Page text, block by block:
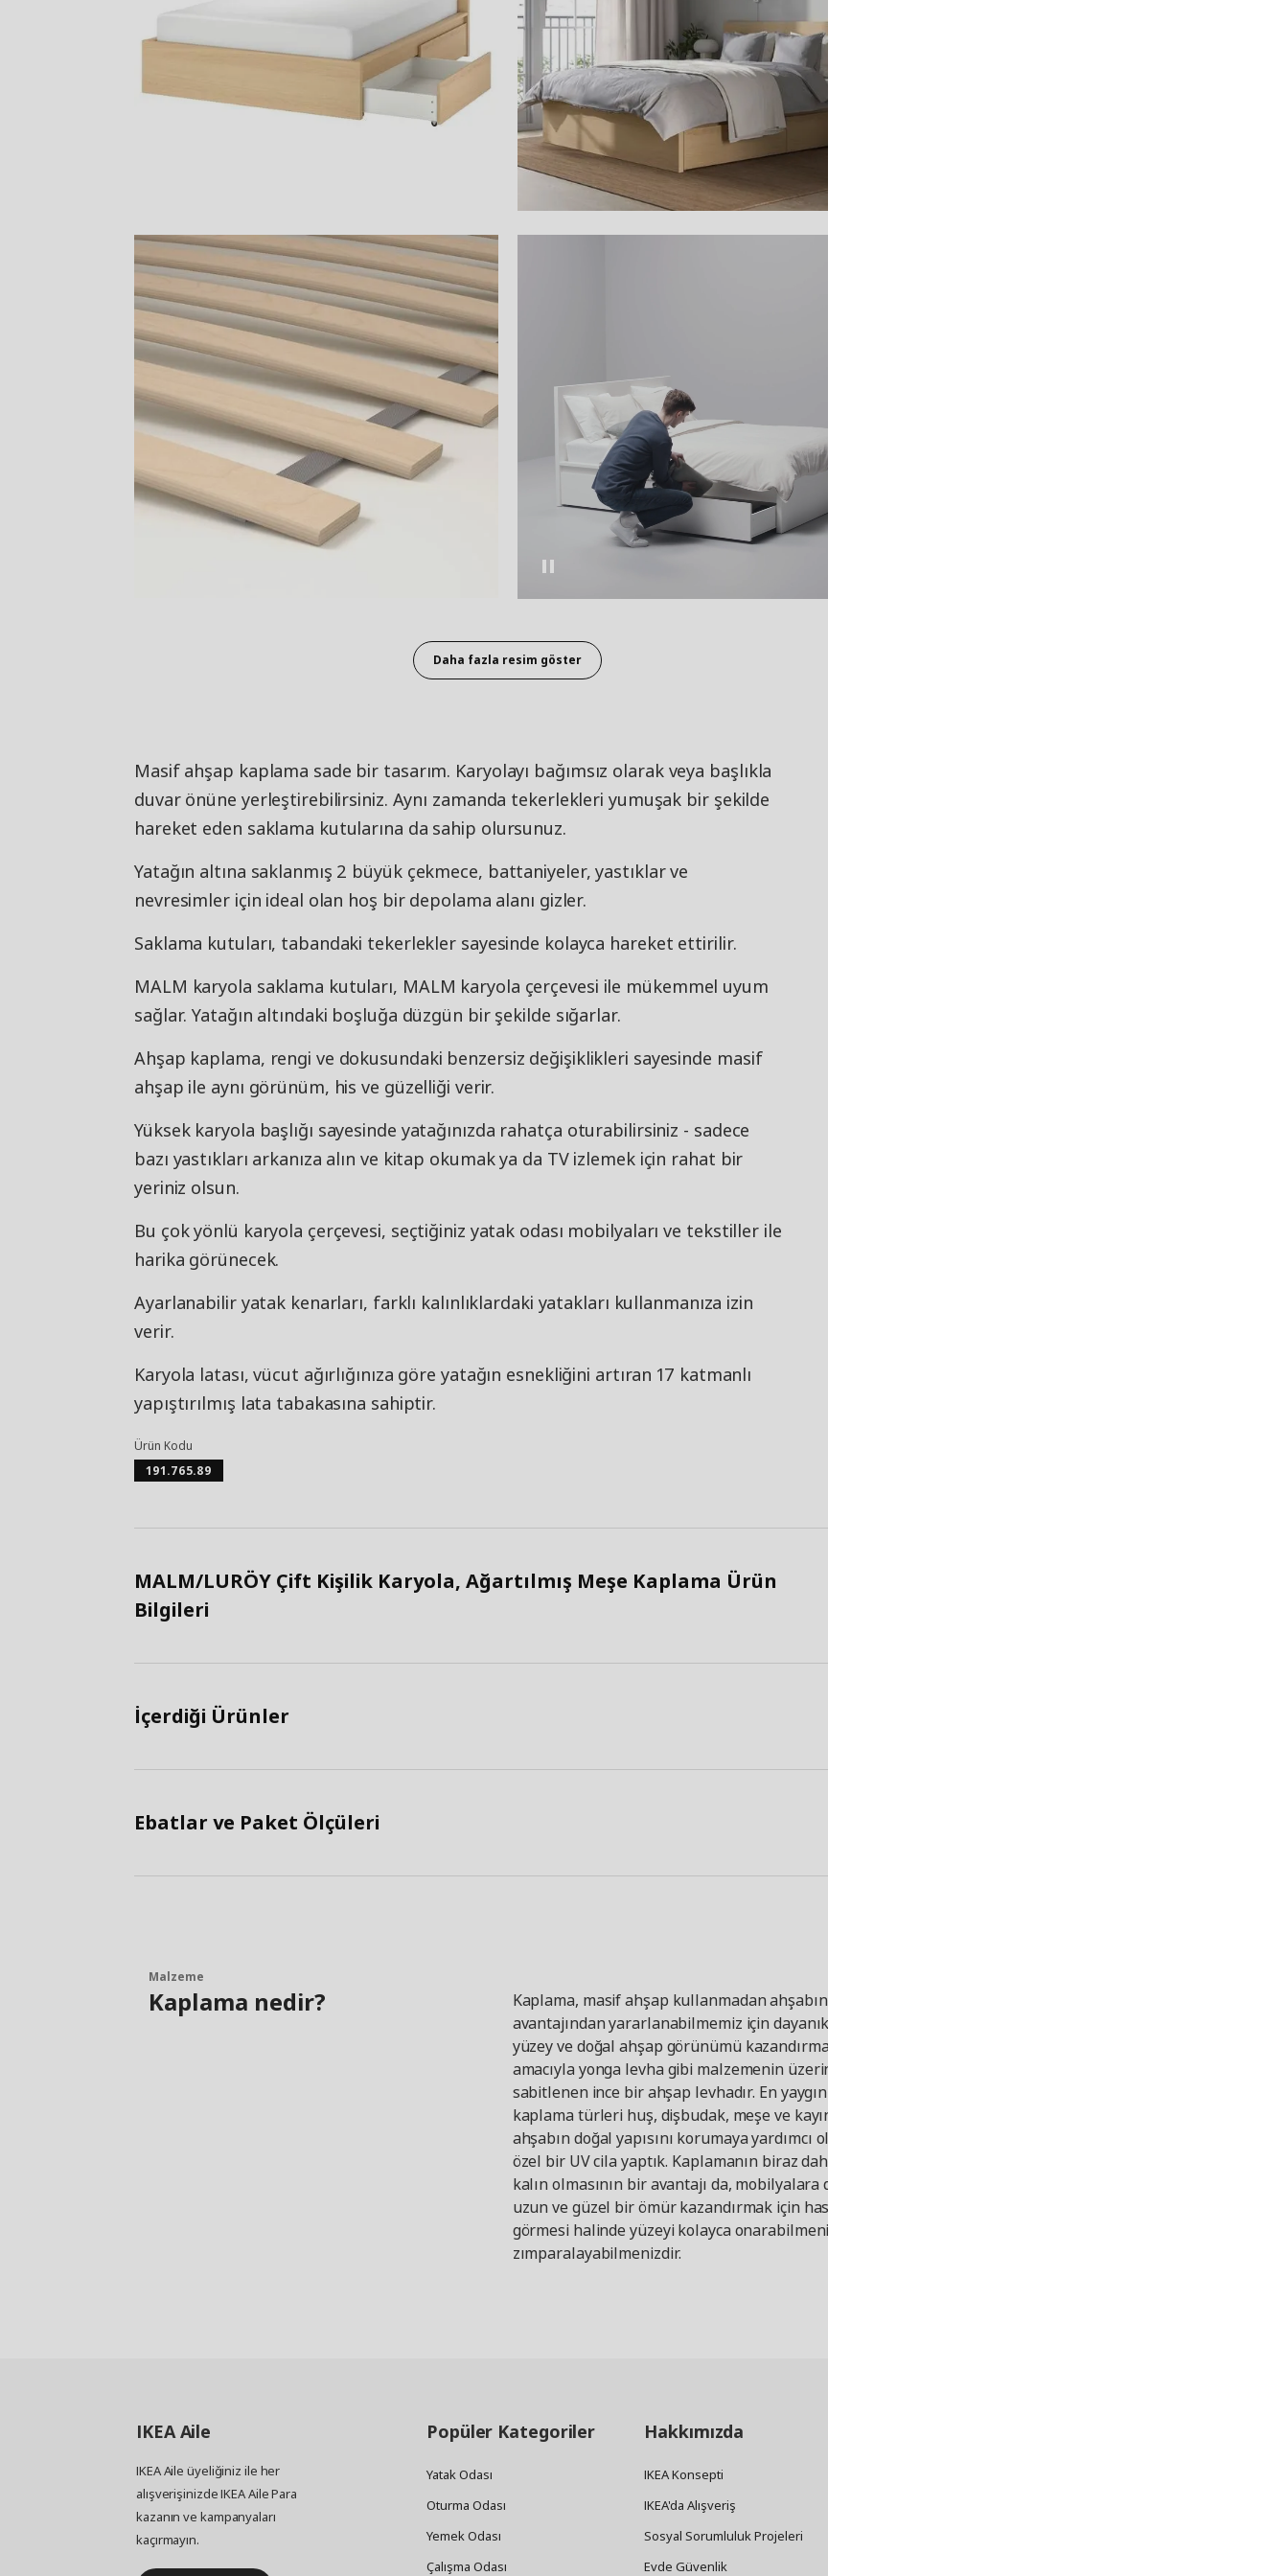
Daha fazla resim göster
Masif ahşap kaplama sade bir tasarım. Karyolayı bağımsız olarak veya başlıkla
duvar önüne yerleştirebilirsiniz. Aynı zamanda tekerlekleri yumuşak bir şekilde
hareket eden saklama kutularına da sahip olursunuz.
Yatağın altına saklanmış 2 büyük çekmece, battaniyeler, yastıklar ve
nevresimler için ideal olan hoş bir depolama alanı gizler.
Saklama kutuları, tabandaki tekerlekler sayesinde kolayca hareket ettirilir.
MALM karyola saklama kutuları, MALM karyola çerçevesi ile mükemmel uyum
sağlar. Yatağın altındaki boşluğa düzgün bir şekilde sığarlar.
Ahşap kaplama, rengi ve dokusundaki benzersiz değişiklikleri sayesinde masif
ahşap ile aynı görünüm, his ve güzelliği verir.
Yüksek karyola başlığı sayesinde yatağınızda rahatça oturabilirsiniz - sadece
bazı yastıkları arkanıza alın ve kitap okumak ya da TV izlemek için rahat bir
yeriniz olsun.
Bu çok yönlü karyola çerçevesi, seçtiğiniz yatak odası mobilyaları ve tekstiller ile
harika görünecek.
Ayarlanabilir yatak kenarları, farklı kalınlıklardaki yatakları kullanmanıza izin
verir.
Karyola latası, vücut ağırlığınıza göre yatağın esnekliğini artıran 17 katmanlı
yapıştırılmış lata tabakasına sahiptir.
Ürün Kodu
191.765.89
MALM/LURÖY Çift Kişilik Karyola, Ağartılmış Meşe Kaplama Ürün
Bilgileri
İçerdiği Ürünler
Ebatlar ve Paket Ölçüleri
Malzeme
Kaplama nedir?
Kaplama, masif ahşap kullanmadan ahşabın birçok
avantajından yararlanabilmemiz için dayanıklı bir
yüzey ve doğal ahşap görünümü kazandırmak
amacıyla yonga levha gibi malzemenin üzerine
sabitlenen ince bir ahşap levhadır. En yaygın
kaplama türleri huş, dişbudak, meşe ve kayındır ve
ahşabın doğal yapısını korumaya yardımcı olan
özel bir UV cila yaptık. Kaplamanın biraz daha
kalın olmasının bir avantajı da, mobilyalara daha
uzun ve güzel bir ömür kazandırmak için hasar
görmesi halinde yüzeyi kolayca onarabilmeniz ve
zımparalayabilmenizdir.
IKEAAile
IKEA Aile üyeliğiniz ile her
alışverişinizde IKEA Aile Para
kazanın ve kampanyaları
kaçırmayın.
Popüler Kategoriler
Yatak Odası
Oturma Odası
Yemek Odası
Çalışma Odası
Hakkımızda
IKEA Konsepti
IKEA'da Alışveriş
Sosyal Sorumluluk Projeleri
Evde Güvenlik